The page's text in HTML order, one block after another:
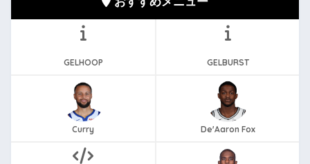
GELHOOP GELBURST
Curry De'Aaron Fox